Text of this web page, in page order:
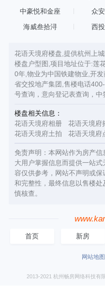
中豪悦和金座 众
海威叁拾浔 西
花语天境府楼盘,提供杭州上
楼盘户型图,项目地址位于:莲
0年,物业为中国铁建物业,开
省交投地产集团,售楼电话
号查询，意向登记表查询，中
楼盘相关信息：
花语天境府相册
花语天境府
花语天境府土拍
花语天境府
免责声明：本网站作为房产
大用户掌握信息而提供一站
容仅供参考，网站不声明或
和完整性，最终信息以售楼
慎核查。
首页 新房
网站地图
2013-2021 杭州畅房网络科技有